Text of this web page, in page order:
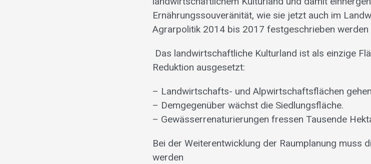
Ernährungssouveränität, wie sie jetzt auch im
Agrarpolitik 2014 bis 2017 festgeschrieben werden
Das landwirtschaftliche Kulturland ist als einzige
Reduktion ausgesetzt:
– Landwirtschafts- und Alpwirtschaftsflächen
– Demgegenüber wächst die Siedlungsfläche.
– Gewässerrenaturierungen fressen Tausende
Bei der Weiterentwicklung der Raumplanung muss
werden